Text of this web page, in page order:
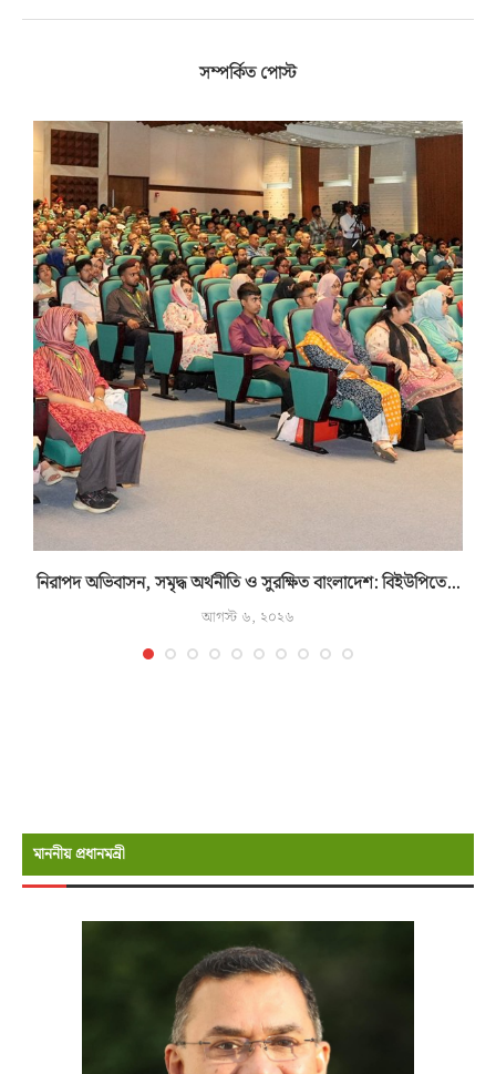
সম্পর্কিত পোস্ট
নিরাপদ অভিবাসন, সমৃদ্ধ অর্থনীতি ও সুরক্ষিত বাংলাদেশ: বিইউপিতে...
আগস্ট ৬, ২০২৬
মাননীয় প্রধানমন্রী